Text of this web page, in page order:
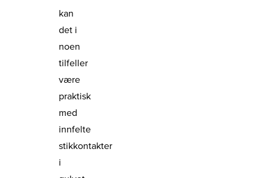
kan
det i
noen
tilfeller
være
praktisk
med
innfelte
stikkontakter
i